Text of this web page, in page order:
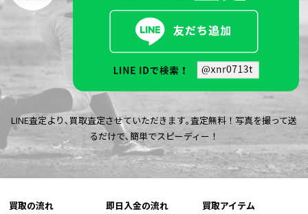
LINE査定より､買取査定させていただきます｡査定無料！写真を撮って送
るだけで､簡単でスピーディー！
買取の流れ 即日入金の流れ 買取アイテム